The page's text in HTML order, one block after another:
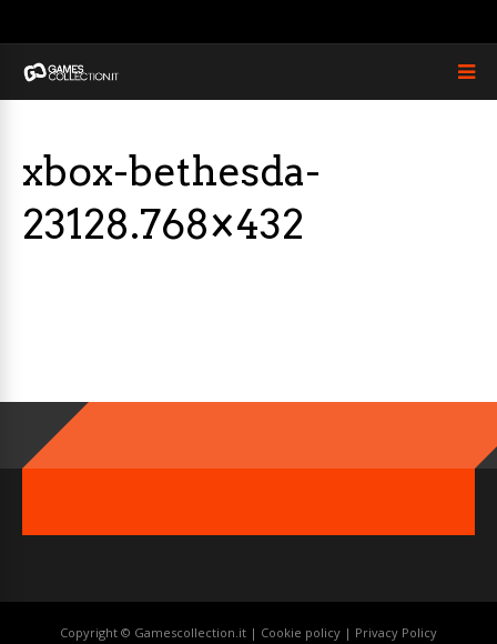
xbox-bethesda-
23128.768×432
Copyright © Gamescollection.it | Cookie policy | Privacy Policy